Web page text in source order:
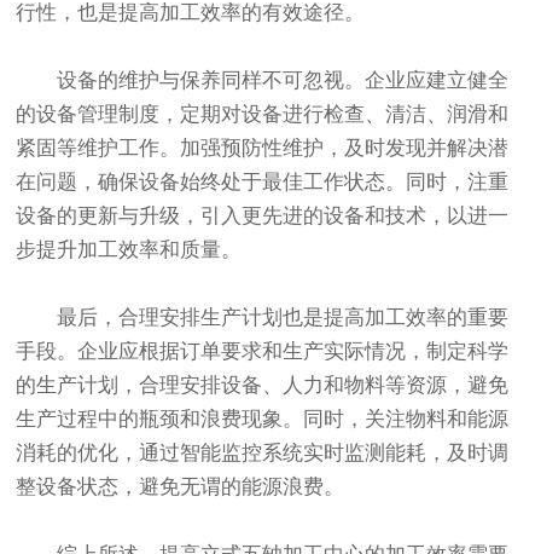
行性，也是提高加工效率的有效途径。
设备的维护与保养同样不可忽视。企业应建立健全
的设备管理制度，定期对设备进行检查、清洁、润滑和
紧固等维护工作。加强预防性维护，及时发现并解决潜
在问题，确保设备始终处于最佳工作状态。同时，注重
设备的更新与升级，引入更先进的设备和技术，以进一
步提升加工效率和质量。
最后，合理安排生产计划也是提高加工效率的重要
手段。企业应根据订单要求和生产实际情况，制定科学
的生产计划，合理安排设备、人力和物料等资源，避免
生产过程中的瓶颈和浪费现象。同时，关注物料和能源
消耗的优化，通过智能监控系统实时监测能耗，及时调
整设备状态，避免无谓的能源浪费。